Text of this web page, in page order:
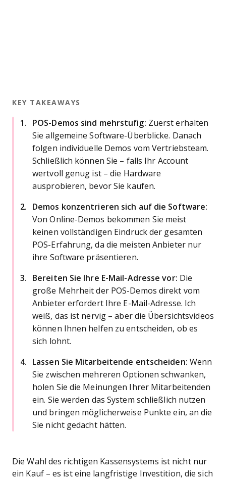
KEY TAKEAWAYS
POS-Demos sind mehrstufig: Zuerst erhalten
Sie allgemeine Software-Überblicke. Danach
folgen individuelle Demos vom Vertriebsteam.
Schließlich können Sie – falls Ihr Account
wertvoll genug ist – die Hardware
ausprobieren, bevor Sie kaufen.
Demos konzentrieren sich auf die Software:
Von Online-Demos bekommen Sie meist
keinen vollständigen Eindruck der gesamten
POS-Erfahrung, da die meisten Anbieter nur
ihre Software präsentieren.
Bereiten Sie Ihre E-Mail-Adresse vor: Die
große Mehrheit der POS-Demos direkt vom
Anbieter erfordert Ihre E-Mail-Adresse. Ich
weiß, das ist nervig – aber die Übersichtsvideos
können Ihnen helfen zu entscheiden, ob es
sich lohnt.
Lassen Sie Mitarbeitende entscheiden: Wenn
Sie zwischen mehreren Optionen schwanken,
holen Sie die Meinungen Ihrer Mitarbeitenden
ein. Sie werden das System schließlich nutzen
und bringen möglicherweise Punkte ein, an die
Sie nicht gedacht hätten.
Die Wahl des richtigen Kassensystems ist nicht nur
ein Kauf – es ist eine langfristige Investition, die sich